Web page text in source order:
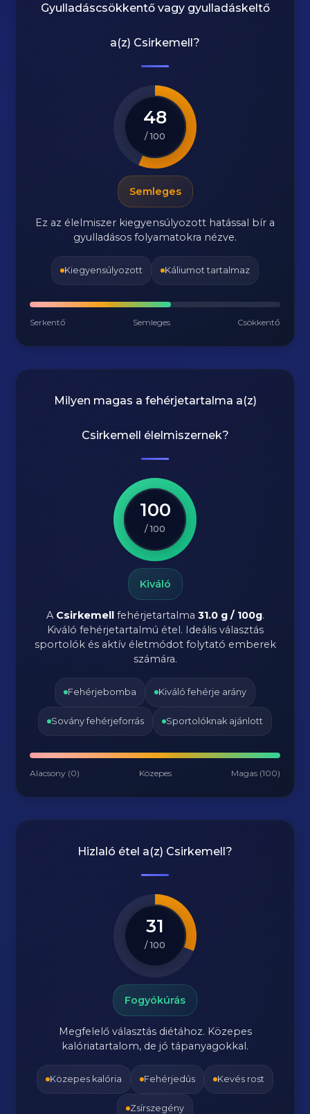
Gyulladáscsökkentő vagy gyulladáskeltő
a(z) Csirkemell?
48
/ 100
Semleges
Ez az élelmiszer kiegyensúlyozott hatással bír a
gyulladásos folyamatokra nézve.
Kiegyensúlyozott Káliumot tartalmaz
Serkentő Semleges Csökkentő
Milyen magas a fehérjetartalma a(z)
Csirkemell élelmiszernek?
100
/ 100
Kiváló
A Csirkemellfehérjetartalma 31.0 g / 100g.
Kiváló fehérjetartalmú étel. Ideális választás
sportolók és aktív életmódot folytató emberek
számára.
Fehérjebomba Kiváló fehérje arány
Sovány fehérjeforrás Sportolóknak ajánlott
Alacsony (0) Közepes Magas (100)
Hizlaló étel a(z) Csirkemell?
31
/ 100
Fogyókúrás
Megfelelő választás diétához. Közepes
kalóriatartalom, de jó tápanyagokkal.
Közepes kalória Fehérjedús Kevés rost
Zsírszegény